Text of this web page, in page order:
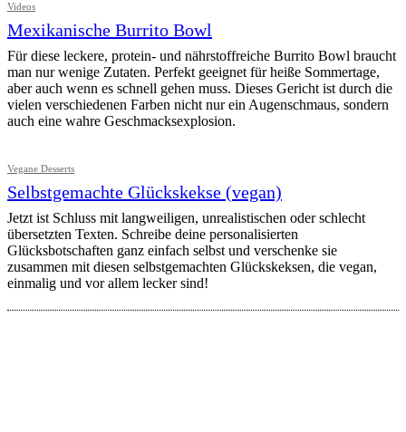
Videos
Mexikanische Burrito Bowl
Für diese leckere, protein- und nährstoffreiche Burrito Bowl braucht
man nur wenige Zutaten. Perfekt geeignet für heiße Sommertage,
aber auch wenn es schnell gehen muss. Dieses Gericht ist durch die
vielen verschiedenen Farben nicht nur ein Augenschmaus, sondern
auch eine wahre Geschmacksexplosion.
Vegane Desserts
Selbstgemachte Glückskekse (vegan)
Jetzt ist Schluss mit langweiligen, unrealistischen oder schlecht
übersetzten Texten. Schreibe deine personalisierten
Glücksbotschaften ganz einfach selbst und verschenke sie
zusammen mit diesen selbstgemachten Glückskeksen, die vegan,
einmalig und vor allem lecker sind!